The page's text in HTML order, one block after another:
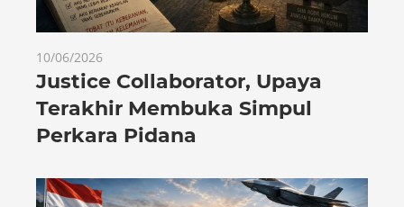
10/06/2026
Justice Collaborator, Upaya
Terakhir Membuka Simpul
Perkara Pidana